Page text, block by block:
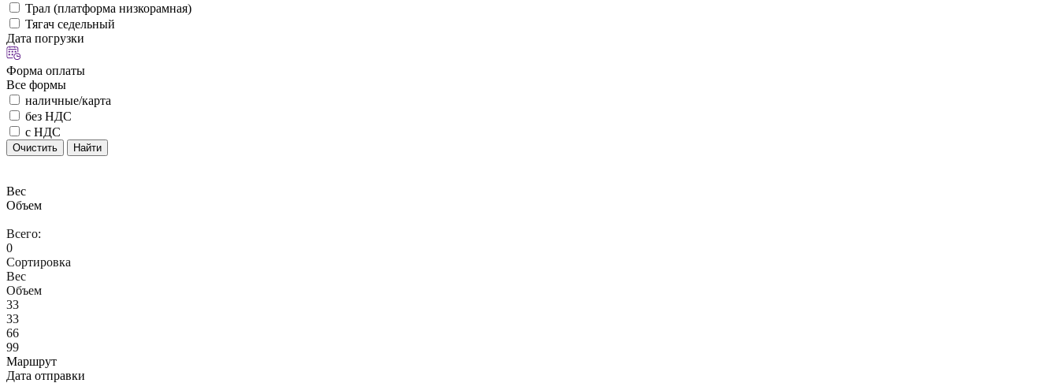
Трал (платформа низкорамная)
Тягач седельный
Дата погрузки
Форма оплаты
Все формы
наличные/карта
без НДС
с НДС
Очистить Найти
Вес
Объем
Всего:
0
Сортировка
Вес
Объем
33
33
66
99
Маршрут
Дата отправки